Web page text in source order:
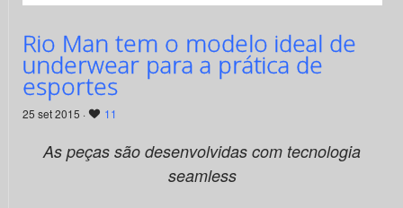
Rio Man tem o modelo ideal de
underwear para a prática de
esportes
25 set 2015 · 11
As peças são desenvolvidas com tecnologia
seamless